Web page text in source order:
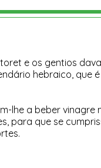
e os gentios
hebraico, que é
lhe a beber vinagre
para que se